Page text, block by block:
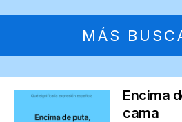
MÁS
Encima
cama